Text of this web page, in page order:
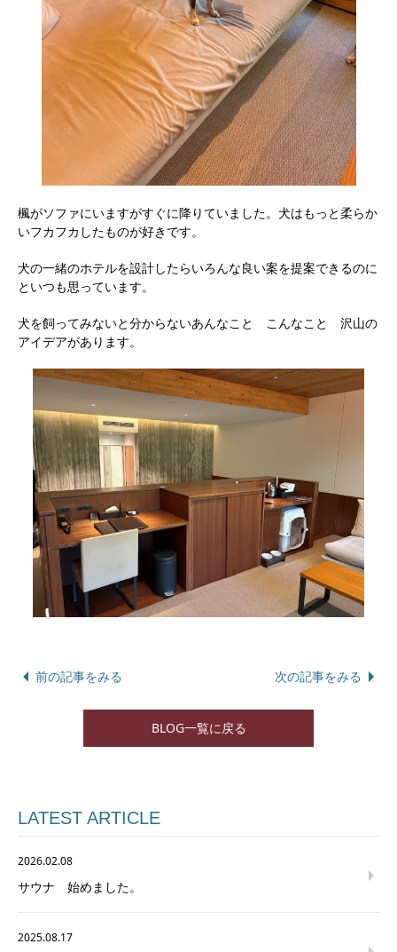
楓がソファにいますがすぐに降りていました。犬はもっと柔らか
いフカフカしたものが好きです。
犬の一緒のホテルを設計したらいろんな良い案を提案できるのに
といつも思っています。
犬を飼ってみないと分からないあんなこと こんなこと 沢山の
アイデアがあります。
前の記事をみる 次の記事をみる
BLOG一覧に戻る
LATEST ARTICLE
2026.02.08
サウナ 始めました。
2025.08.17